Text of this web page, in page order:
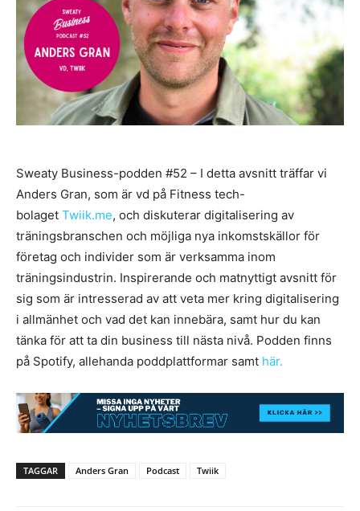
Sweaty Business-podden #52 – I detta avsnitt träffar vi
Anders Gran, som är vd på Fitness tech-
bolaget Twiik.me, och diskuterar digitalisering av
träningsbranschen och möjliga nya inkomstskällor för
företag och individer som är verksamma inom
träningsindustrin. Inspirerande och matnyttigt avsnitt för
sig som är intresserad av att veta mer kring digitalisering
i allmänhet och vad det kan innebära, samt hur du kan
tänka för att ta din business till nästa nivå. Podden finns
på Spotify, allehanda poddplattformar samt här.
TAGGAR Anders Gran Podcast Twiik